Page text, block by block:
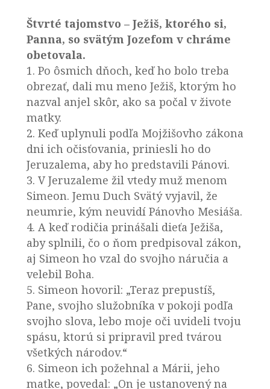
Štvrté tajomstvo – Ježiš, ktorého si,
Panna, so svätým Jozefom v chráme
obetovala.
1. Po ôsmich dňoch, keď ho bolo treba
obrezať, dali mu meno Ježiš, ktorým ho
nazval anjel skôr, ako sa počal v živote
matky.
2. Keď uplynuli podľa Mojžišovho zákona
dni ich očisťovania, priniesli ho do
Jeruzalema, aby ho predstavili Pánovi.
3. V Jeruzaleme žil vtedy muž menom
Simeon. Jemu Duch Svätý vyjavil, že
neumrie, kým neuvidí Pánovho Mesiáša.
4. A keď rodičia prinášali dieťa Ježiša,
aby splnili, čo o ňom predpisoval zákon,
aj Simeon ho vzal do svojho náručia a
velebil Boha.
5. Simeon hovoril: „Teraz prepustíš,
Pane, svojho služobníka v pokoji podľa
svojho slova, lebo moje oči uvideli tvoju
spásu, ktorú si pripravil pred tvárou
všetkých národov.“
6. Simeon ich požehnal a Márii, jeho
matke, povedal: „On je ustanovený na